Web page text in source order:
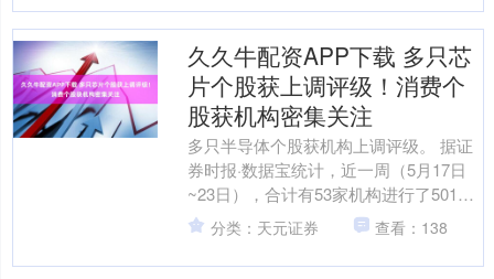
久久牛配资APP下载 多只芯
片个股获上调评级！消费个
股获机构密集关注
多只半导体个股获机构上调评级。 据证
券时报·数据宝统计，近一周（5月17日
~23日），合计有53家机构进行了501次
评级，共计424股被券商研报给予“买入
型”评....
分类：天元证券 查看：138